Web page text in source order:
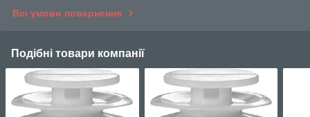
Всі умови повернення
Подібні товари компанії